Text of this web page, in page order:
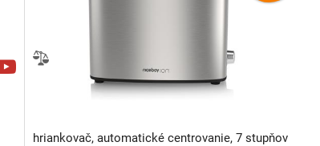
hriankovač, automatické centrovanie, 7 stupňov